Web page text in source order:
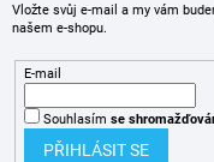
Vložte svůj e-mail a my vám
našem e-shopu.
E-mail
Souhlasím se
PŘIHLÁSIT SE